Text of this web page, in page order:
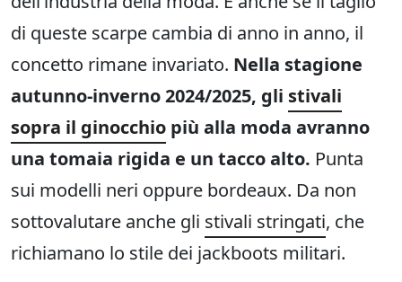
di queste scarpe cambia di anno in anno, il
concetto rimane invariato. Nella stagione
autunno-inverno 2024/2025, gli stivali
sopra il ginocchio più alla moda avranno
una tomaia rigida e un tacco alto. Punta
sui modelli neri oppure bordeaux. Da non
sottovalutare anche gli stivali stringati, che
richiamano lo stile dei jackboots militari.